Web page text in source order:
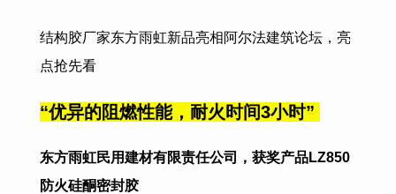
结构胶厂家东方雨虹新品亮相阿尔法建筑论坛 ，亮
点抢先看
“优异的阻燃性能，耐火时间3小时”
东方雨虹民用建材有限责任公司，获奖产品LZ850
防火硅酮密封胶